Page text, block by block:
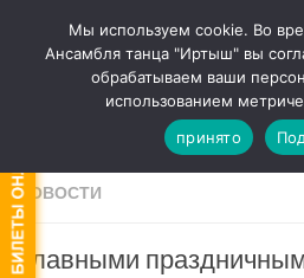
Перейти к содержимому
Версия для
НОВОСТИ
Главными
Мы используем cookie. Во
Ансамбля танца "Иртыш" вы
обрабатываем ваши
использованием
принято